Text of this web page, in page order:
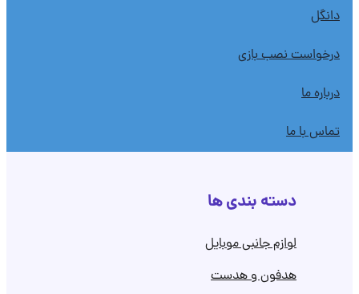
دانگل
درخواست نصب بازی
درباره ما
تماس با ما
دسته بندی ها
لوازم جانبی موبایل
هدفون و هدست